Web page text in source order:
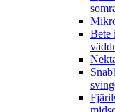
Bete